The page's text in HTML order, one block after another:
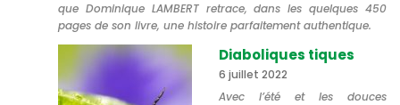
que Dominique LAMBERT retrace, dans les quelques 450
pages de son livre, une histoire parfaitement authentique.
Diaboliques tiques
6 juillet 2022
Avec l’été et les douces